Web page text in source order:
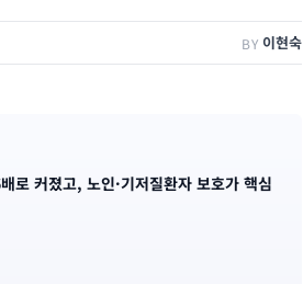
BY 이현숙
로 커졌고, 노인·기저질환자 보호가 핵심